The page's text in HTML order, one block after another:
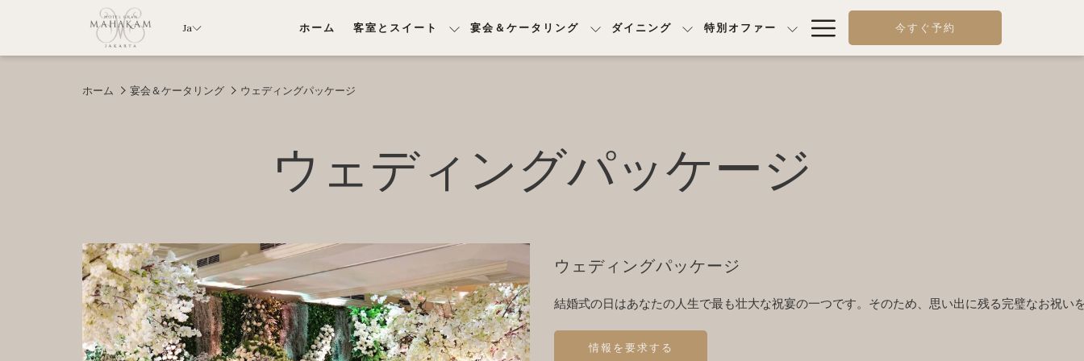
Ja ホーム 客室とスイート 宴会＆ケータリング ダイニング 特別オファー Hamburger
Menu
今すぐ予約
ホーム 宴会＆ケータリング ウェディングパッケージ
ウェディングパッケージ
ウェディングパッケージ
結婚式の日はあなたの人生で最も壮大な祝宴の一つです。そのため、思い出に残る完璧なお祝
情報を要求する